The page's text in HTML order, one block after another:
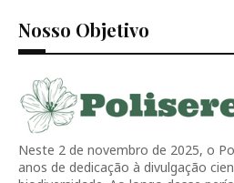
Nosso Objetivo
Neste 2 de novembro de 2025, o
anos de dedicação à divulgação